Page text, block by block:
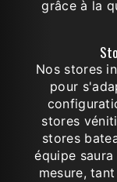
grâce à la
Nos stores
pour
stores
stores
équipe
mesure,